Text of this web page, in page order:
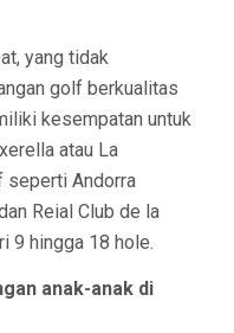
yang tidak
golf berkualitas
kesempatan untuk
atau La
seperti Andorra
Reial Club de la
9 hingga 18 hole.
anak-anak di